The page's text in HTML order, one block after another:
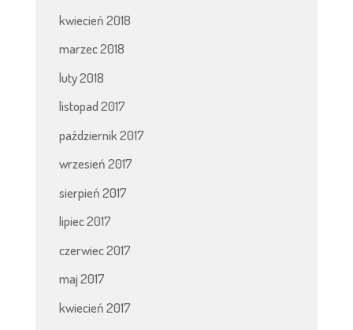
kwiecień 2018
marzec 2018
luty 2018
listopad 2017
październik 2017
wrzesień 2017
sierpień 2017
lipiec 2017
czerwiec 2017
maj 2017
kwiecień 2017